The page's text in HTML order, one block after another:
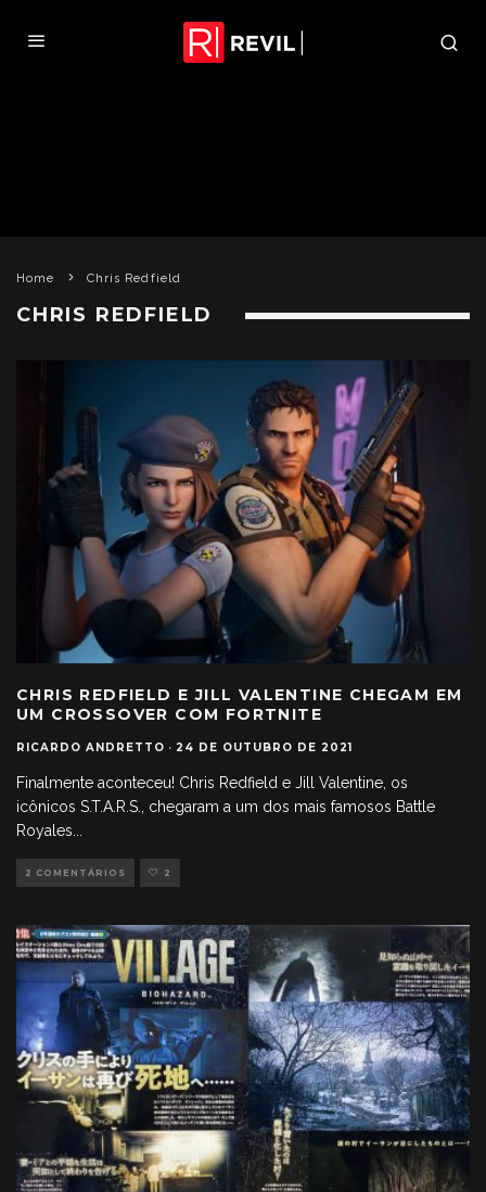
Home Chris Redfield
CHRIS REDFIELD
CHRIS REDFIELD E JILL VALENTINE CHEGAM EM
UM CROSSOVER COM FORTNITE
RICARDO ANDRETTO · 24 DE OUTUBRO DE 2021
Finalmente aconteceu! Chris Redfield e Jill Valentine, os
icônicos S.T.A.R.S., chegaram a um dos mais famosos Battle
Royales
2 COMENTÁRIOS 2